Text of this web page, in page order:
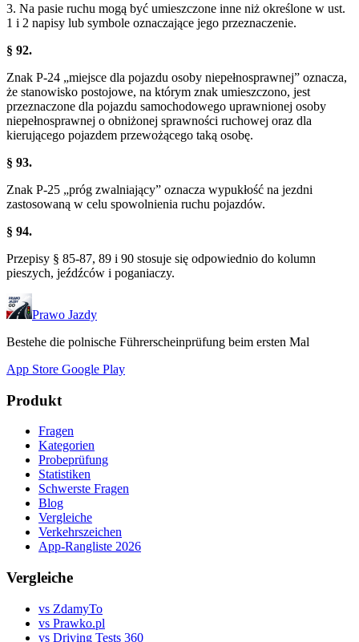
3. Na pasie ruchu mogą być umieszczone inne niż określone w ust.
1 i 2 napisy lub symbole oznaczające jego przeznaczenie.
§ 92.
Znak P-24 „miejsce dla pojazdu osoby niepełnosprawnej” oznacza,
że stanowisko postojowe, na którym znak umieszczono, jest
przeznaczone dla pojazdu samochodowego uprawnionej osoby
niepełnosprawnej o obniżonej sprawności ruchowej oraz dla
kierującego pojazdem przewożącego taką osobę.
§ 93.
Znak P-25 „próg zwalniający” oznacza wypukłość na jezdni
zastosowaną w celu spowolnienia ruchu pojazdów.
§ 94.
Przepisy § 85-87, 89 i 90 stosuje się odpowiednio do kolumn
pieszych, jeźdźców i poganiaczy.
Prawo Jazdy
Bestehe die polnische Führerscheinprüfung beim ersten Mal
App Store Google Play
Produkt
Fragen
Kategorien
Probeprüfung
Statistiken
Schwerste Fragen
Blog
Vergleiche
Verkehrszeichen
App-Rangliste 2026
Vergleiche
vs ZdamyTo
vs Prawko.pl
vs Driving Tests 360